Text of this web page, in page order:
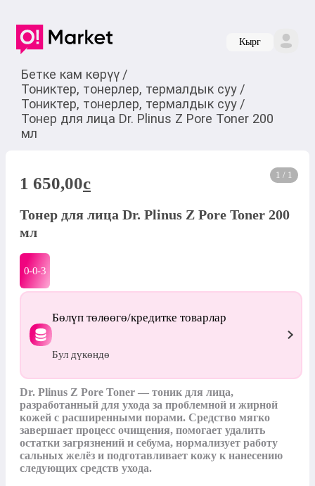
Кырг
Бетке кам көрүү /
Тониктер, тонерлер, термалдык суу /
Тониктер, тонерлер, термалдык суу /
Тонер для лица Dr. Plinus Z Pore Toner 200
мл
1 / 1
1 650,00c
Тонер для лица Dr. Plinus Z Pore Toner 200
мл
0-0-3
Бөлүп төлөөгө/кредитке товарлар
Бул дүкөндө
Dr. Plinus Z Pore Toner — тоник для лица,
разработанный для ухода за проблемной и жирной
кожей с расширенными порами. Средство мягко
завершает процесс очищения, помогает удалить
остатки загрязнений и себума, нормализует работу
сальных желёз и подготавливает кожу к нанесению
следующих средств ухода.